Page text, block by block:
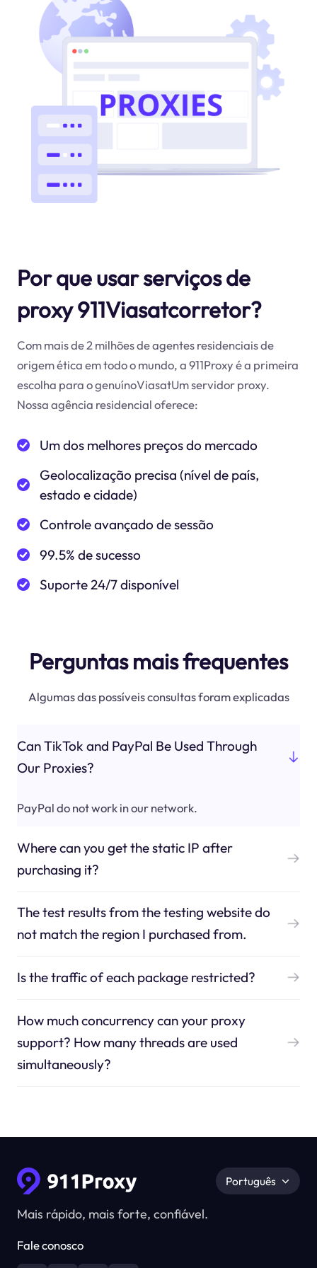
Por que usar serviços de
proxy 911Viasatcorretor?
Com mais de 2 milhões de agentes residenciais de
origem ética em todo o mundo, a 911Proxy é a primeira
escolha para o genuínoViasatUm servidor proxy.
Nossa agência residencial oferece:
Um dos melhores preços do mercado
Geolocalização precisa (nível de país,
estado e cidade)
Controle avançado de sessão
99.5% de sucesso
Suporte 24/7 disponível
Perguntas mais frequentes
Algumas das possíveis consultas foram explicadas
Can TikTok and PayPal Be Used Through
Our Proxies?
PayPal do not work in our network.
Where can you get the static IP after
purchasing it?
The test results from the testing website do
not match the region I purchased from.
Is the traffic of each package restricted?
How much concurrency can your proxy
support? How many threads are used
simultaneously?
Mais rápido, mais forte, confiável.
Fale conosco
Português